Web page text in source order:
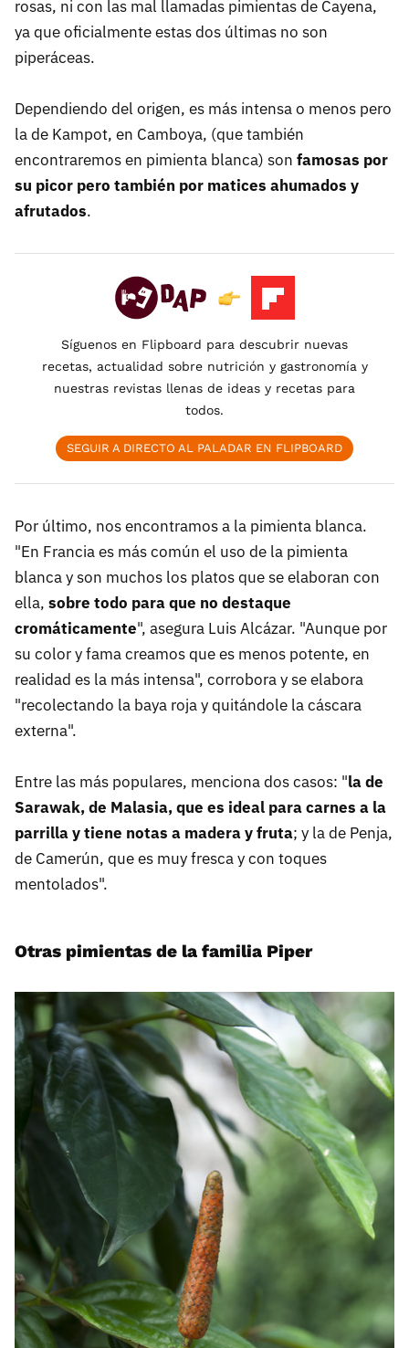
rosas, ni con las mal llamadas pimientas de Cayena,
ya que oficialmente estas dos últimas no son
piperáceas.
Dependiendo del origen, es más intensa o menos pero
la de Kampot, en Camboya, (que también
encontraremos en pimienta blanca) son famosas por
su picor pero también por matices ahumados y
afrutados.
Síguenos en Flipboard para descubrir nuevas
recetas, actualidad sobre nutrición y gastronomía y
nuestras revistas llenas de ideas y recetas para
todos.
SEGUIR A DIRECTO AL PALADAR EN FLIPBOARD
Por último, nos encontramos a la pimienta blanca.
"En Francia es más común el uso de la pimienta
blanca y son muchos los platos que se elaboran con
ella, sobre todo para que no destaque
cromáticamente", asegura Luis Alcázar. "Aunque por
su color y fama creamos que es menos potente, en
realidad es la más intensa", corrobora y se elabora
"recolectando la baya roja y quitándole la cáscara
externa".
Entre las más populares, menciona dos casos: "la de
Sarawak, de Malasia, que es ideal para carnes a la
parrilla y tiene notas a madera y fruta; y la de Penja,
de Camerún, que es muy fresca y con toques
mentolados".
Otras pimientas de la familia Piper